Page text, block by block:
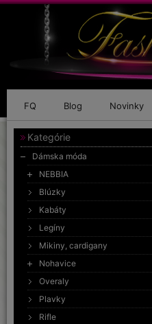
FQ Blog Novinky
Kategórie
Dámska móda
NEBBIA
Blúzky
Kabáty
Legíny
Mikiny, cardigany
Nohavice
Overaly
Plavky
Rifle